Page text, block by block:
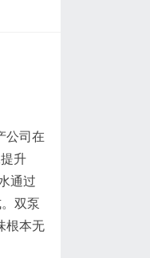
公司在
升
通过
双泵
根本无